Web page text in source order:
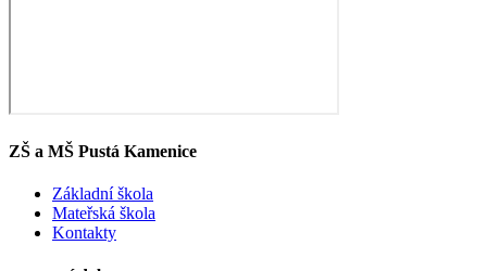
ZŠ a MŠ Pustá Kamenice
Základní škola
Mateřská škola
Kontakty